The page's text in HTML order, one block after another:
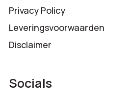
Privacy Policy
Leveringsvoorwaarden
Disclaimer
Socials